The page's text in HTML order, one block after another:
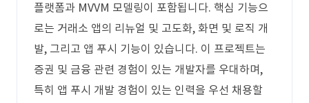
플랫폼과 MVVM 모델링이 포함됩니다. 핵심 기능으
로는 거래소 앱의 리뉴얼 및 고도화, 화면 및 로직 개
발, 그리고 앱 푸시 기능이 있습니다. 이 프로젝트는
증권 및 금융 관련 경험이 있는 개발자를 우대하며,
특히 앱 푸시 개발 경험이 있는 인력을 우선 채용할